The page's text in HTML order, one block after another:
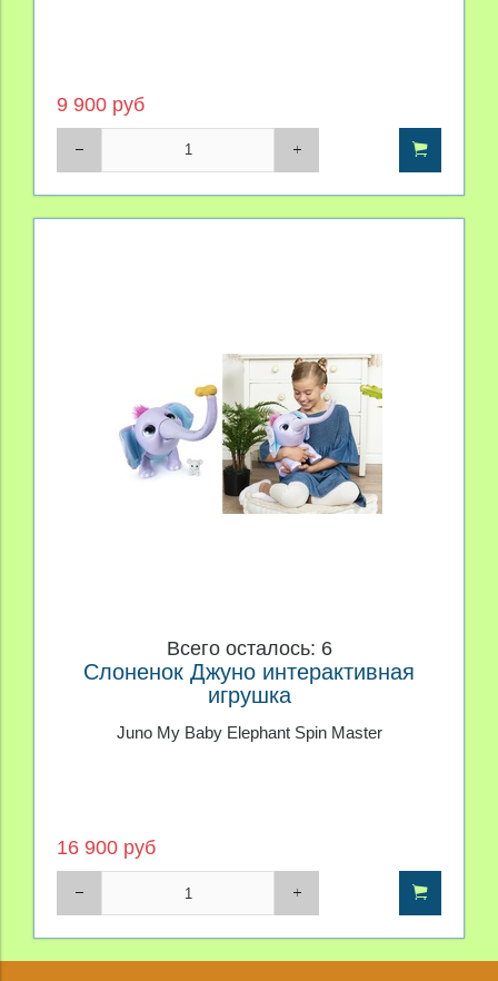
9 900 руб
Всего осталось: 6
Слоненок Джуно интерактивная
игрушка
Juno My Baby Elephant Spin Master
16 900 руб